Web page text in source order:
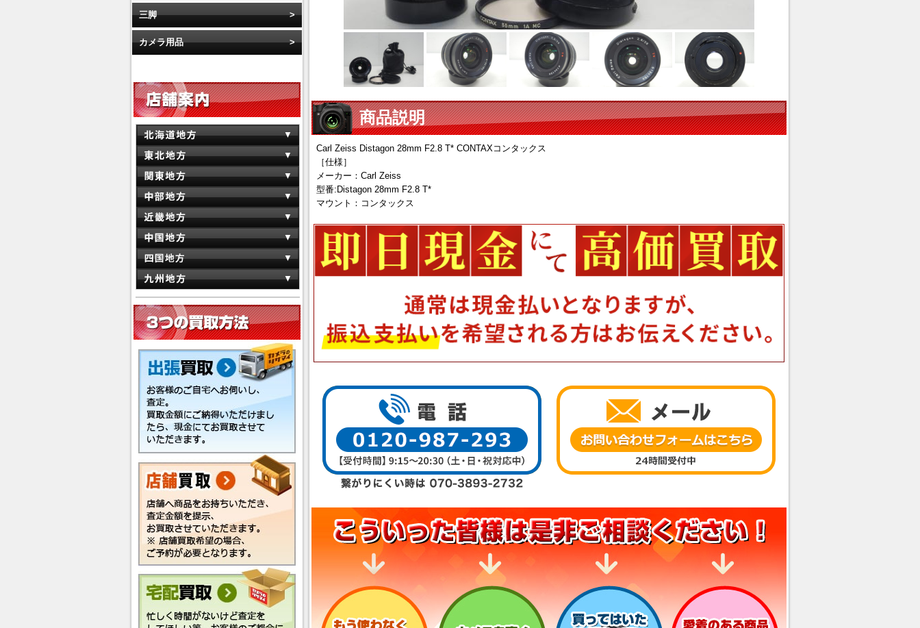
商品説明
Carl Zeiss Distagon 28mm F2.8 T* CONTAXコンタックス
［仕様］
メーカー：Carl Zeiss
型番:Distagon 28mm F2.8 T*
マウント：コンタックス
三脚
カメラ用品